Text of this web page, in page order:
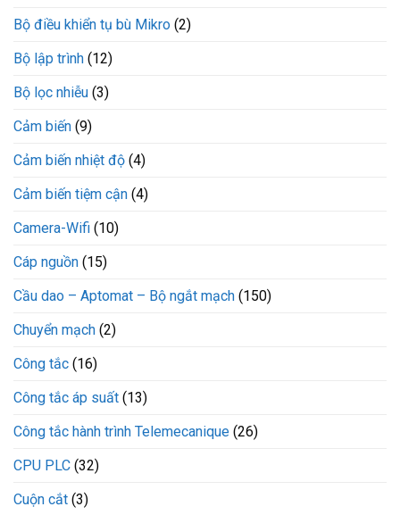
Bộ điều khiển tụ bù Mikro (2)
Bộ lập trình (12)
Bộ lọc nhiễu (3)
Cảm biến (9)
Cảm biến nhiệt độ (4)
Cảm biến tiệm cận (4)
Camera-Wifi (10)
Cáp nguồn (15)
Cầu dao – Aptomat – Bộ ngắt mạch (150)
Chuyển mạch (2)
Công tắc (16)
Công tắc áp suất (13)
Công tắc hành trình Telemecanique (26)
CPU PLC (32)
Cuộn cắt (3)